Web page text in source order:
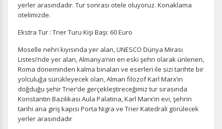
yerler arasındadır. Tur sonrası otele oluyoruz. Konaklama
otelimizde.
Ekstra Tur : Trier Turu Kişi Başı: 60 Euro
Moselle nehri kıyısında yer alan, UNESCO Dünya Mirası
Listesi’nde yer alan, Almanya’nın en eski şehri olarak ünlenen,
Roma döneminden kalma binaları ve eserleri ile sizi tarihte bir
yolculuğa sürükleyecek olan, Alman filozof Karl Marx’ın
doğduğu şehir Trier’de gerçekleştireceğimiz tur sırasında
Konstantin Bazilikası Aula Palatina, Karl Marx’ın evi, şehrin
tarihi ana giriş kapısı Porta Nigra ve Trier Katedrali görülecek
yerler arasındadır